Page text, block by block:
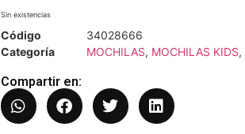
Sin existencias
Código
34028666
Categoría
MOCHILAS, MOCHILAS KIDS,
Compartir en: